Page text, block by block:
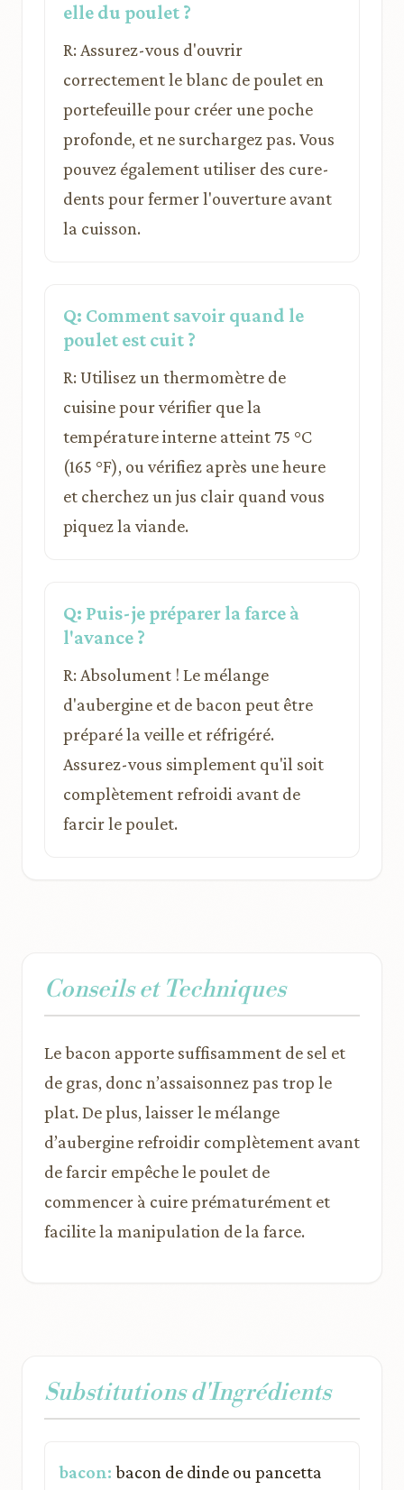
elle du poulet ?
R: Assurez-vous d'ouvrir
correctement le blanc de poulet en
portefeuille pour créer une poche
profonde, et ne surchargez pas. Vous
pouvez également utiliser des cure-
dents pour fermer l'ouverture avant
la cuisson.
Q: Comment savoir quand le
poulet est cuit ?
R: Utilisez un thermomètre de
cuisine pour vérifier que la
température interne atteint 75 °C
(165 °F), ou vérifiez après une heure
et cherchez un jus clair quand vous
piquez la viande.
Q: Puis-je préparer la farce à
l'avance ?
R: Absolument ! Le mélange
d'aubergine et de bacon peut être
préparé la veille et réfrigéré.
Assurez-vous simplement qu'il soit
complètement refroidi avant de
farcir le poulet.
Conseils et Techniques
Le bacon apporte suffisamment de sel et
de gras, donc n’assaisonnez pas trop le
plat. De plus, laisser le mélange
d’aubergine refroidir complètement avant
de farcir empêche le poulet de
commencer à cuire prématurément et
facilite la manipulation de la farce.
Substitutions d'Ingrédients
bacon: bacon de dinde ou pancetta